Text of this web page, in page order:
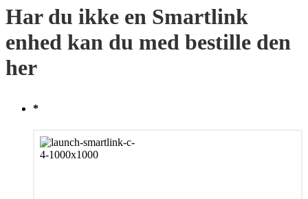
Har du ikke en Smartlink
enhed kan du med bestille den
her
*